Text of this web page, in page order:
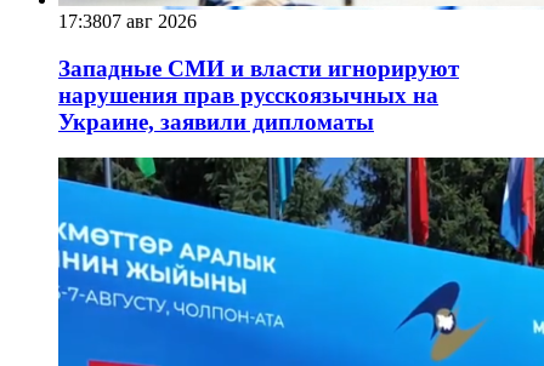
17:3807 авг 2026
Западные СМИ и власти игнорируют
нарушения прав русскоязычных на
Украине, заявили дипломаты